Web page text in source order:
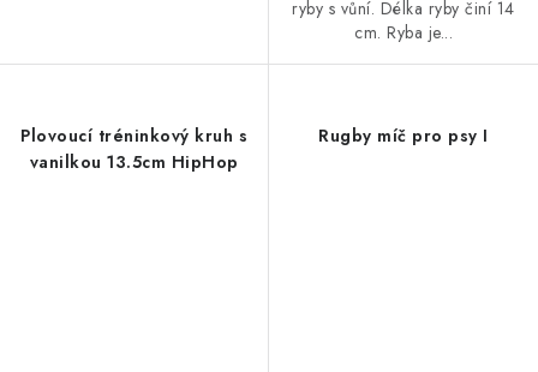
ryby s vůní. Délka ryby činí 14
cm. Ryba je...
Plovoucí tréninkový kruh s
vanilkou 13.5cm HipHop
Rugby míč pro psy I